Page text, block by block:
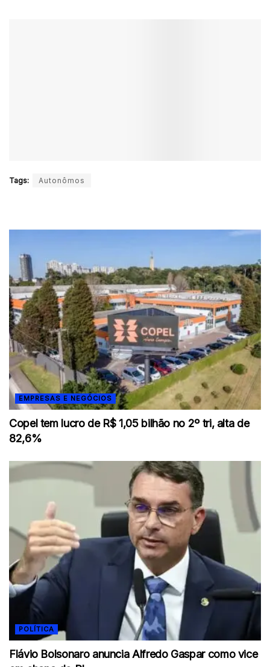
Tags: Autonômos
EMPRESAS E NEGÓCIOS
Copel tem lucro de R$ 1,05 bilhão no 2º tri, alta de
82,6%
POLÍTICA
Flávio Bolsonaro anuncia Alfredo Gaspar como vice